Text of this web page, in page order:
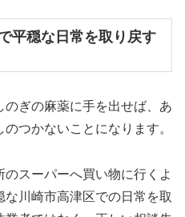
平穏な日常を取り戻す
のぎの麻薬に手を出せば、あ
つかないことになります。
のスーパーへ買い物に行くよ
川崎市高津区での日常を取